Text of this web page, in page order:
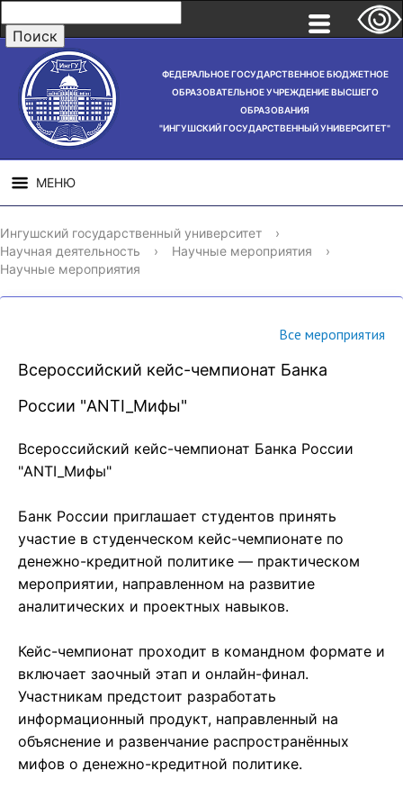
ФЕДЕРАЛЬНОЕ ГОСУДАРСТВЕННОЕ БЮДЖЕТНОЕ
ОБРАЗОВАТЕЛЬНОЕ УЧРЕЖДЕНИЕ ВЫСШЕГО
ОБРАЗОВАНИЯ
"ИНГУШСКИЙ ГОСУДАРСТВЕННЫЙ УНИВЕРСИТЕТ"
МЕНЮ
СВЕДЕНИЯ ОБ
ОБРАЗОВАТЕЛЬНОЙ
ОРГАНИЗАЦИИ
НАУЧНАЯ
ДЕЯТЕЛЬНОСТЬ
Ингушский государственный университет
›
Научная деятельность
› Научные мероприятия
›
Научные мероприятия
Все мероприятия
Всероссийский кейс-чемпионат Банка
России "ANTI_Мифы"
Всероссийский кейс-чемпионат Банка России
"ANTI_Мифы"
Банк России приглашает студентов принять
участие в студенческом кейс-чемпионате по
денежно-кредитной политике — практическом
мероприятии, направленном на развитие
аналитических и проектных навыков.
Кейс-чемпионат проходит в командном формате и
включает заочный этап и онлайн-финал.
Участникам предстоит разработать
информационный продукт, направленный на
объяснение и развенчание распространённых
мифов о денежно-кредитной политике.